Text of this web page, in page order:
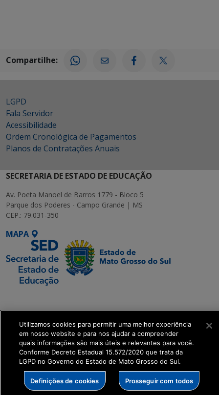
Compartilhe:
LGPD
Fala Servidor
Acessibilidade
Ordem Cronológica de Pagamentos
Planos de Contratações Anuais
SECRETARIA DE ESTADO DE EDUCAÇÃO
Av. Poeta Manoel de Barros 1779 - Bloco 5
Parque dos Poderes - Campo Grande | MS
CEP.: 79.031-350
MAPA
Executiva de
Transformação Digital
get_footer();
Utilizamos cookies para permitir uma melhor experiência
em nosso website e para nos ajudar a compreender
quais informações são mais úteis e relevantes para você.
Conforme Decreto Estadual 15.572/2020 que trata da
LGPD no Governo do Estado de Mato Grosso do Sul.
Definições de cookies Prosseguir com todos